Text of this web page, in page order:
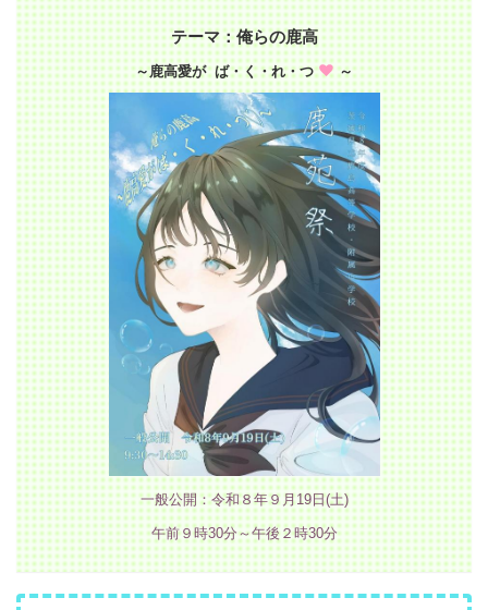
テーマ：俺らの鹿高
～鹿高愛が ば・く・れ・つ ～
一般公開：令和８年９月19日(土)
午前９時30分～午後２時30分